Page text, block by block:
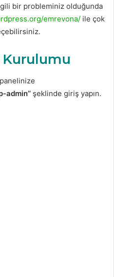
bir probleminiz olduğunda
emrevona/ ile çok
Kurulumu
şeklinde giriş yapın.